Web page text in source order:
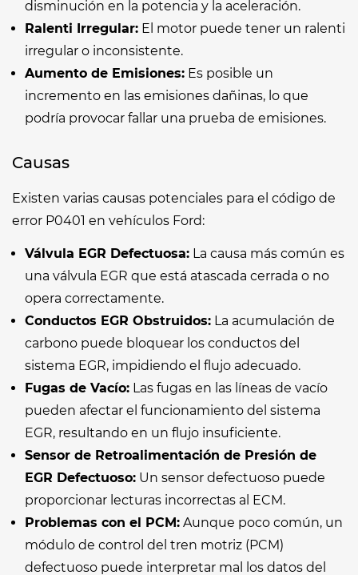
disminución en la potencia y la aceleración.
Ralenti Irregular: El motor puede tener un ralenti
irregular o inconsistente.
Aumento de Emisiones: Es posible un
incremento en las emisiones dañinas, lo que
podría provocar fallar una prueba de emisiones.
Causas
Existen varias causas potenciales para el código de
error P0401 en vehículos Ford:
Válvula EGR Defectuosa: La causa más común es
una válvula EGR que está atascada cerrada o no
opera correctamente.
Conductos EGR Obstruidos: La acumulación de
carbono puede bloquear los conductos del
sistema EGR, impidiendo el flujo adecuado.
Fugas de Vacío: Las fugas en las líneas de vacío
pueden afectar el funcionamiento del sistema
EGR, resultando en un flujo insuficiente.
Sensor de Retroalimentación de Presión de
EGR Defectuoso: Un sensor defectuoso puede
proporcionar lecturas incorrectas al ECM.
Problemas con el PCM: Aunque poco común, un
módulo de control del tren motriz (PCM)
defectuoso puede interpretar mal los datos del